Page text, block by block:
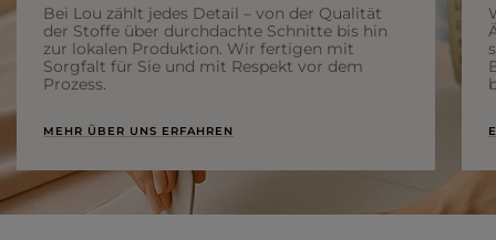
Bei Lou zählt jedes Detail – von der Qualität
der Stoffe über durchdachte Schnitte bis hin
zur lokalen Produktion. Wir fertigen mit
Sorgfalt für Sie und mit Respekt vor dem
Prozess.
MEHR ÜBER UNS ERFAHREN